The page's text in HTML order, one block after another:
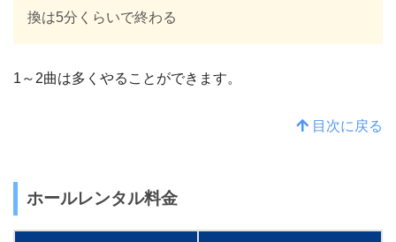
換は5分くらいで終わる
1～2曲は多くやることができます。
目次に戻る
ホールレンタル料金